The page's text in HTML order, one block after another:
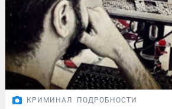
КРИМИНАЛ ПОДРОБНОСТИ